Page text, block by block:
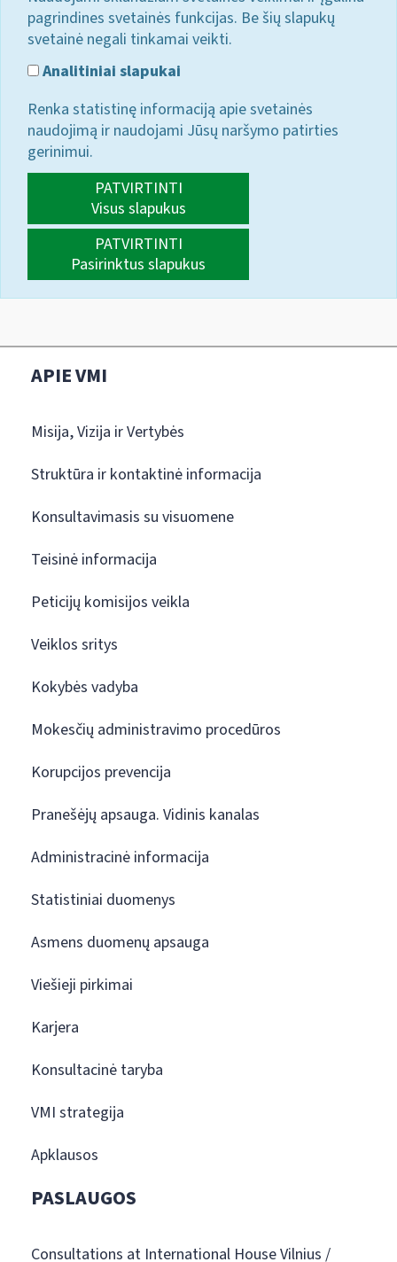
pagrindines svetainės funkcijas. Be šių slapukų
svetainė negali tinkamai veikti.
Analitiniai slapukai
Renka statistinę informaciją apie svetainės
naudojimą ir naudojami Jūsų naršymo patirties
gerinimui.
PATVIRTINTI
Visus slapukus
PATVIRTINTI
Pasirinktus slapukus
APIE VMI
Misija, Vizija ir Vertybės
Struktūra ir kontaktinė informacija
Konsultavimasis su visuomene
Teisinė informacija
Peticijų komisijos veikla
Veiklos sritys
Kokybės vadyba
Mokesčių administravimo procedūros
Korupcijos prevencija
Pranešėjų apsauga. Vidinis kanalas
Administracinė informacija
Statistiniai duomenys
Asmens duomenų apsauga
Viešieji pirkimai
Karjera
Konsultacinė taryba
VMI strategija
Apklausos
PASLAUGOS
Consultations at International House Vilnius /